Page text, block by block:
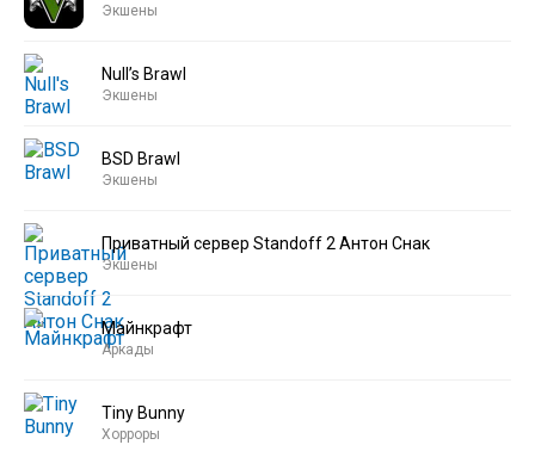
Экшены
Null’s Brawl
Экшены
BSD Brawl
Экшены
Приватный сервер Standoff 2 Антон Снак
Экшены
Майнкрафт
Аркады
Tiny Bunny
Хорроры